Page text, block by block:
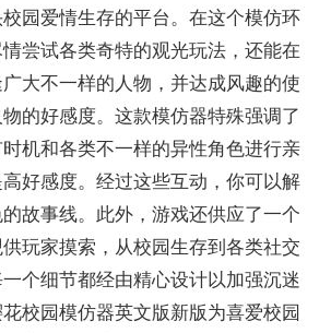
园爱情生存的平台。在这个模仿环
尝试各类奇特的观光玩法，还能在
大不一样的人物，并达成风趣的使
的好感度。这款模仿器特殊强调了
机和各类不一样的异性角色进行亲
好感度。经过这些互动，你可以解
故事线。此外，游戏还供应了一个
玩家摸索，从校园生存到各类社交
个细节都经由精心设计以加强沉迷
校园模仿器英文版新版为喜爱校园